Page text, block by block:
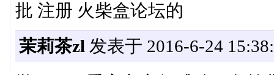
批 注册 火柴盒论坛的
茉莉茶zl 发表于 2016-6-24